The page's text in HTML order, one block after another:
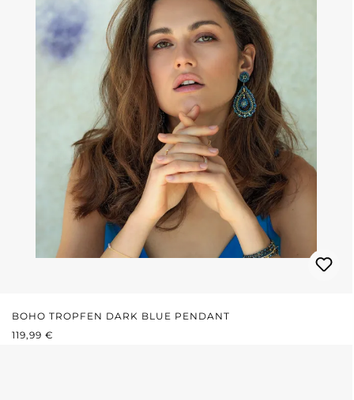
BOHO TROPFEN DARK BLUE PENDANT
REGULÄRER PREIS:
119,99 €